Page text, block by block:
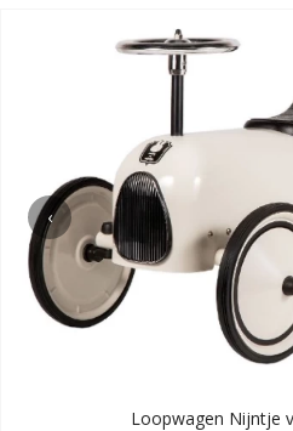
‹
Loopwagen Nijntje